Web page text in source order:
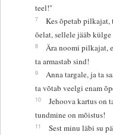
teel!"
7
Kes õpetab pilkajat,
õelat, sellele jääb
8
Ära noomi pilkajat,
ta armastab sind!
9
Anna targale, ja ta
ta võtab veelgi enam
10
Jehoova kartus on
tundmine on mõistus!
11
Sest minu läbi su